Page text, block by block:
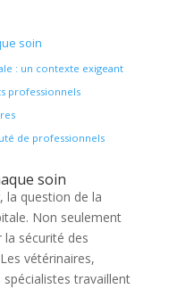
soin
: un contexte exigeant
professionnels
de professionnels
soin
la question de la
Non seulement
sécurité des
vétérinaires,
travaillent